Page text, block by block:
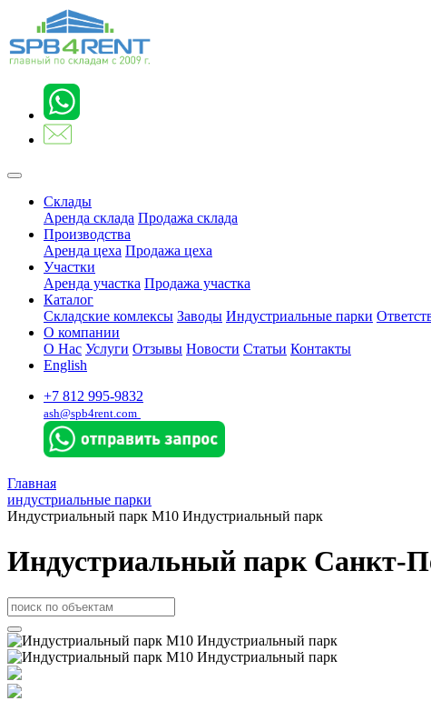
Склады
Аренда склада Продажа склада
Производства
Аренда цеха Продажа цеха
Участки
Аренда участка Продажа участка
Каталог
Складские комлексы Заводы Индустриальные парки
О компании
О Нас Услуги Отзывы Новости Статьи Контакты
English
+7 812 995-9832
ash@spb4rent.com
Главная
индустриальные парки
Индустриальный парк М10 Индустриальный парк
Индустриальный парк Санкт-